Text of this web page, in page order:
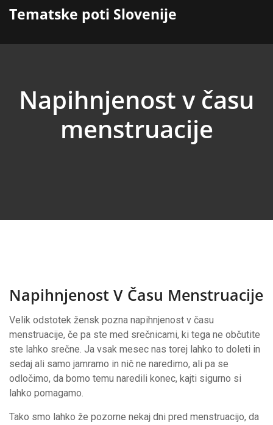
Tematske poti Slovenije
Napihnjenost v času
menstruacije
Napihnjenost V Času Menstruacije
Velik odstotek žensk pozna napihnjenost v času
menstruacije, če pa ste med srečnicami, ki tega ne občutite
ste lahko srečne. Ja vsak mesec nas torej lahko to doleti in
sedaj ali samo jamramo in nič ne naredimo, ali pa se
odločimo, da bomo temu naredili konec, kajti sigurno si
lahko pomagamo.
Tako smo lahko že pozorne nekaj dni pred menstruacijo, da